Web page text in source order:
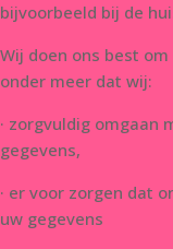
bijvoorbeeld bij de
Wij doen ons best
onder meer dat wij:
· zorgvuldig omgaan
gegevens,
· er voor zorgen dat
uw gegevens